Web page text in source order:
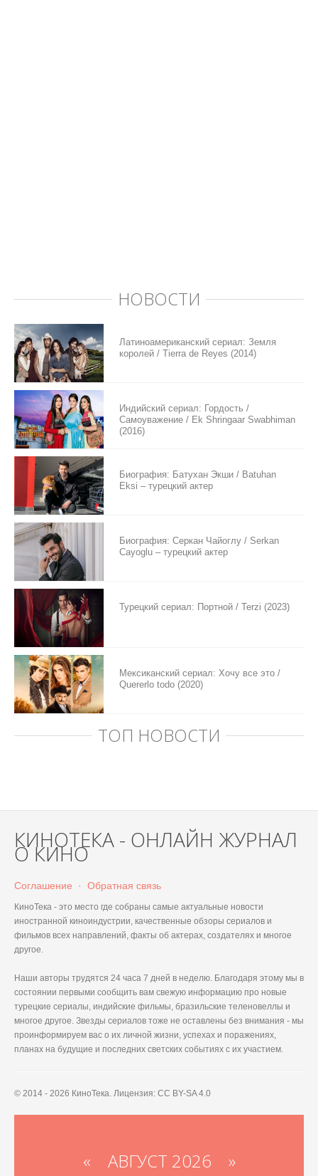
НОВОСТИ
Латиноамериканский сериал: Земля
королей / Tierra de Reyes (2014)
Индийский сериал: Гордость /
Самоуважение / Ek Shringaar Swabhiman
(2016)
Биография: Батухан Экши / Batuhan
Eksi – турецкий актер
Биография: Серкан Чайоглу / Serkan
Cayoglu – турецкий актер
Турецкий сериал: Портной / Terzi (2023)
Мексиканский сериал: Хочу все это /
Quererlo todo (2020)
ТОП НОВОСТИ
КИНОТЕКА - ОНЛАЙН ЖУРНАЛ
О КИНО
Соглашение · Обратная связь
КиноТека - это место где собраны самые актуальные новости
иностранной киноиндустрии, качественные обзоры сериалов и
фильмов всех направлений, факты об актерах, создателях и многое
другое.
Наши авторы трудятся 24 часа 7 дней в неделю. Благодаря этому мы в
состоянии первыми сообщить вам свежую информацию про новые
турецкие сериалы, индийские фильмы, бразильские теленовеллы и
многое другое. Звезды сериалов тоже не оставлены без внимания - мы
проинформируем вас о их личной жизни, успехах и поражениях,
планах на будущие и последних светских событиях с их участием.
© 2014 - 2026 КиноТека. Лицензия: CC BY-SA 4.0
« АВГУСТ 2026 »